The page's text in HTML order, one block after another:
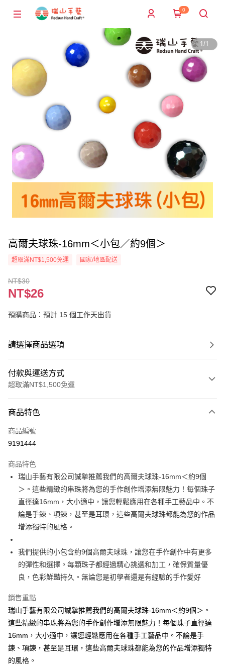
0
1/1
高爾夫球珠-16mm＜小包／約9個＞
超取滿NT$1,500免運 國家/地區配送
NT$30
NT$26
預購商品：預計 15 個工作天出貨
請選擇商品選項
付款與運送方式
超取滿NT$1,500免運
信用卡一次付款
超商取貨付款
街口支付
悠遊付
運送方式
每筆NT$60，滿NT$1,500(含以上)免運費
付款後全家取貨
每筆NT$60，滿NT$1,500(含以上)免運費
7-11取貨付款
每筆NT$60，滿NT$1,500(含以上)免運費
付款後7-11取貨
每筆NT$60，滿NT$1,500(含以上)免運費
宅配 新竹物流
商品特色
商品編號
9191444
商品特色
瑞山手藝有限公司誠摯推薦我們的高爾夫球珠-16mm＜約9個
＞。這些精緻的串珠將為您的手作創作增添無限魅力！每個珠子
直徑達16mm，大小適中，讓您輕鬆應用在各種手工藝品中。不
論是手鍊、項鍊，甚至是耳環，這些高爾夫球珠都能為您的作品
增添獨特的風格。
我們提供的小包含約9個高爾夫球珠，讓您在手作創作中有更多
的彈性和選擇。每顆珠子都經過精心挑選和加工，確保質量優
良，色彩鮮豔持久。無論您是初學者還是有經驗的手作愛好
銷售重點
瑞山手藝有限公司誠摯推薦我們的高爾夫球珠-16mm＜約9個＞。
這些精緻的串珠將為您的手作創作增添無限魅力！每個珠子直徑達
16mm，大小適中，讓您輕鬆應用在各種手工藝品中。不論是手
鍊、項鍊，甚至是耳環，這些高爾夫球珠都能為您的作品增添獨特
的風格。